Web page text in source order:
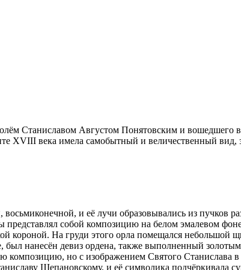
Станиславом Августом Понятовским и вошедшего
XVIII века имела самобытный и величественный вид,
и её лучи образовывались из пучков
собой композицию на белом эмалевом
короной. На груди этого орла помещался небольшой
был нанесён девиз ордена, также выполненный
но с изображением Святого Станислава в
Щепановскому, и её символика подчёркивала